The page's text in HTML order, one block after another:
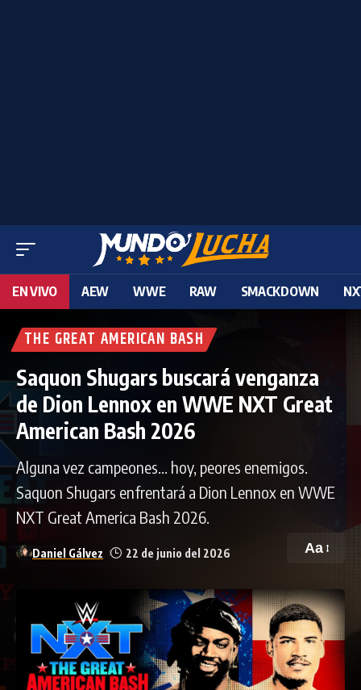
EN VIVO AEW WWE RAW SMACKDOWN
THE GREAT AMERICAN BASH
Saquon Shugars buscará venganza
de Dion Lennox en WWE NXT Great
American Bash 2026
Alguna vez campeones... hoy, peores enemigos.
Saquon Shugars enfrentará a Dion Lennox en WWE
NXT Great America Bash 2026.
Daniel Gálvez 22 de junio del 2026 Aa